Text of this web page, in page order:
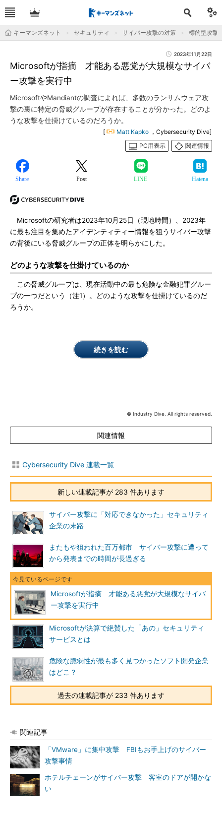
キーマンズネット セキュリティ サイバー攻撃の対策 標的型攻撃
2023年11月22日
Microsoftが指摘 才能ある悪党が大規模なサイバ
ー攻撃を実行中
MicrosoftやMandiantの調査によれば、多数のランサムウェア攻
撃の裏に特定の脅威グループが存在することが分かった。どのよ
うな攻撃を仕掛けているのだろうか。
[ Matt Kapko ，Cybersecurity Dive]
PC用表示
関連情報
Share Post LINE Hatena
Microsoftの研究者は2023年10月25日（現地時間）、2023年
に最も注目を集めたアイデンティティー情報を狙うサイバー攻撃
の背後にいる脅威グループの正体を明らかにした。
どのような攻撃を仕掛けているのか
この脅威グループは、現在活動中の最も危険な金融犯罪グルー
プの一つだという（注1）。どのような攻撃を仕掛けているのだ
ろうか。
続きを読む
© Industry Dive. All rights reserved.
関連情報
Cybersecurity Dive 連載一覧
新しい連載記事が 283 件あります
サイバー攻撃に「対応できなかった」セキュリティ
企業の末路
またもや狙われた百万都市 サイバー攻撃に遭って
から発表までの時間が長過ぎる
Microsoftが指摘 才能ある悪党が大規模なサイバ
ー攻撃を実行中
Microsoftが決算で絶賛した「あの」セキュリティ
サービスとは
危険な脆弱性が最も多く見つかったソフト開発企業
はどこ？
過去の連載記事が 233 件あります
関連記事
「VMware」に集中攻撃 FBIもお手上げのサイバー
攻撃事情
ホテルチェーンがサイバー攻撃 客室のドアが開かな
い